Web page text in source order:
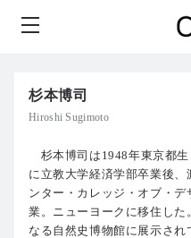
杉本博司
Hiroshi Sugimoto
杉本博司は1948年東京都
に立教大学経済学部卒業後
ンター・カレッジ・オブ・
業。ニューヨークに移住した
なる自然史博物館に展示さ